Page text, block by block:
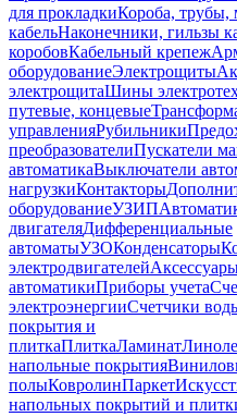
для прокладкиКороба, трубы,
кабельНаконечники, гильзы
коробовКабельный крепеж
оборудованиеЭлектрощиты
электрощитаШины
путевые, концевые
управленияРубильники
преобразователиПускатели
автоматикаВыключатели
нагрузкиКонтакторы
оборудованиеУЗИП
двигателяДифференциальные
автоматыУЗОКонденсаторы
электродвигателей
автоматикиПриборы учета
электроэнергииСчетчики
покрытия и
плиткаПлиткаЛаминат
напольные покрытия
полыКовролинПаркет
напольных покрытий и